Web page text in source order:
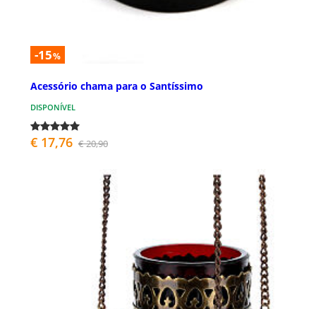
-15%
Acessório chama para o Santíssimo
DISPONÍVEL
€ 17,76 € 20,90